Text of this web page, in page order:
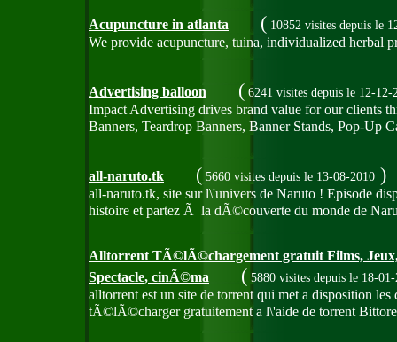
Acupuncture in atlanta ( 10852 visites depuis le
We provide acupuncture, tuina, individualized herbal
Advertising balloon ( 6241 visites depuis le 12-12-
Impact Advertising drives brand value for our clients
Banners, Teardrop Banners, Banner Stands, Pop-Up
all-naruto.tk ( 5660 visites depuis le 13-08-2010 )
all-naruto.tk, site sur l\'univers de Naruto ! Episode
histoire et partez Ã la dÃ©couverte du monde de
Alltorrent TÃ©lÃ©chargement gratuit Films,
Spectacle, cinÃ©ma
( 5880 visites depuis le 18-
alltorrent est un site de torrent qui met a disposition
tÃ©lÃ©charger gratuitement a l\'aide de torrent